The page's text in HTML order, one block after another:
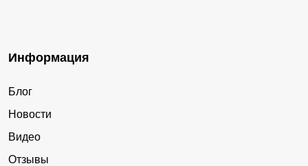
Информация
Блог
Новости
Видео
Отзывы